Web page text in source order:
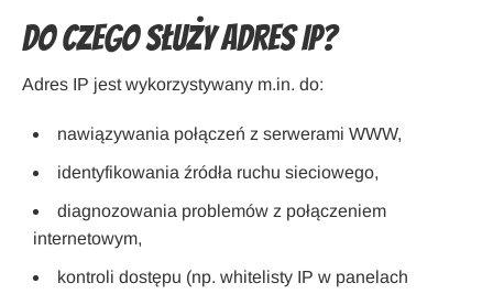
Do czego służy adres IP?
Adres IP jest wykorzystywany m.in. do:
nawiązywania połączeń z serwerami WWW,
identyfikowania źródła ruchu sieciowego,
diagnozowania problemów z połączeniem
internetowym,
kontroli dostępu (np. whitelisty IP w panelach